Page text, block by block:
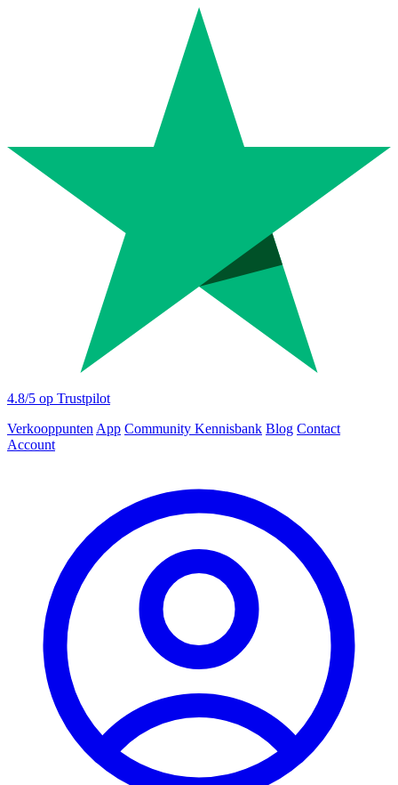
4.8/5 op Trustpilot
Verkooppunten App Community Kennisbank Blog Contact
Account